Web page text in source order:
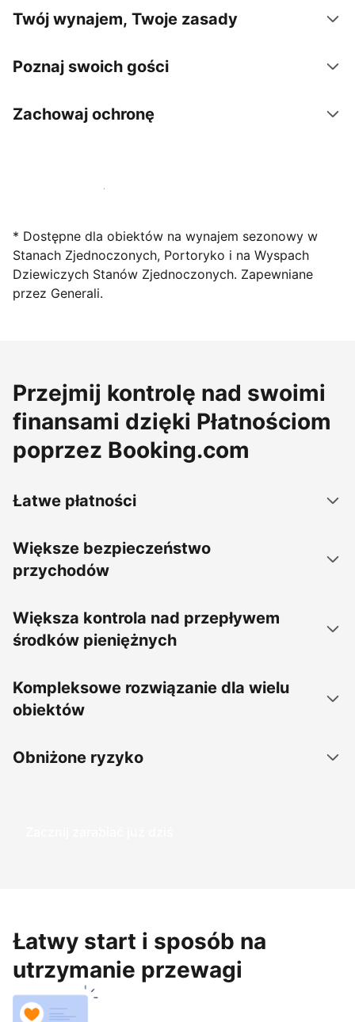
Twój wynajem, Twoje zasady
Poznaj swoich gości
Zachowaj ochronę
Zarejestruj obiekt już dziś
* Dostępne dla obiektów na wynajem sezonowy w
Stanach Zjednoczonych, Portoryko i na Wyspach
Dziewiczych Stanów Zjednoczonych. Zapewniane
przez Generali.
Przejmij kontrolę nad swoimi
finansami dzięki Płatnościom
poprzez Booking.com
Łatwe płatności
Większe bezpieczeństwo
przychodów
Większa kontrola nad przepływem
środków pieniężnych
Kompleksowe rozwiązanie dla wielu
obiektów
Obniżone ryzyko
Zacznij zarabiać już dziś
Łatwy start i sposób na
utrzymanie przewagi